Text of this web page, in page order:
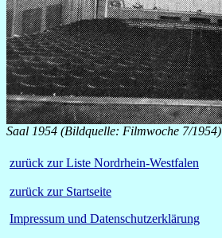
Saal 1954 (Bildquelle: Filmwoche 7/1954)
zurück zur Liste Nordrhein-Westfalen
zurück zur Startseite
Impressum und Datenschutzerklärung